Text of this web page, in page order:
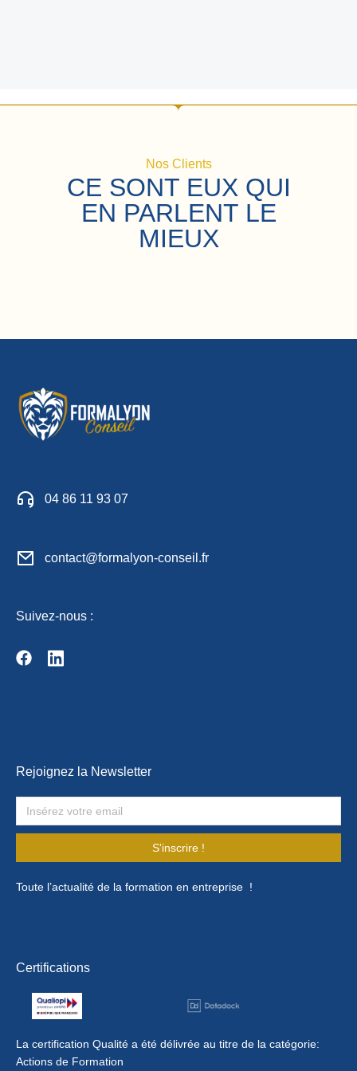
Nos Clients
CE SONT EUX QUI
EN PARLENT LE
MIEUX
04 86 11 93 07
contact@formalyon-conseil.fr
Suivez-nous :
Rejoignez la Newsletter
S'inscrire !
Toute l’actualité de la formation en entreprise !
Certifications
La certification Qualité a été délivrée au titre de la catégorie:
Actions de Formation